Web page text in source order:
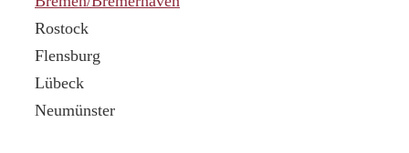
Rostock
Flensburg
Lübeck
Neumünster